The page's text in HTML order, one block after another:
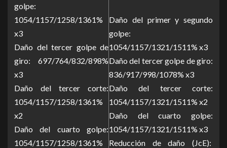
golpe:
1054/1157/1258/1361%
x3
Daño del tercer golpe de
giro: 697/764/832/898%
x3
Daño del tercer corte:
1054/1157/1258/1361%
x2
Daño del cuarto golpe:
1054/1157/1258/1361%
Daño del primer y segundo
golpe:
1054/1157/1321/1511% x3
Daño del tercer golpe de giro:
836/917/998/1078% x3
Daño del tercer corte:
1054/1157/1321/1511% x2
Daño del cuarto golpe:
1054/1157/1321/1511% x3
Reducción de daño (JcE):